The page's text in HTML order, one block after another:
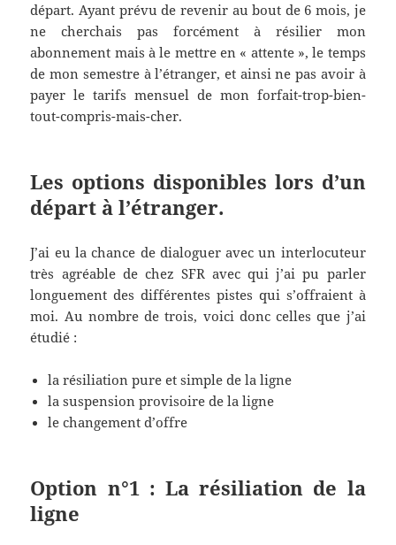
départ. Ayant prévu de revenir au bout de 6 mois, je
ne cherchais pas forcément à résilier mon
abonnement mais à le mettre en « attente », le temps
de mon semestre à l’étranger, et ainsi ne pas avoir à
payer le tarifs mensuel de mon forfait-trop-bien-
tout-compris-mais-cher.
Les options disponibles lors d’un
départ à l’étranger.
J’ai eu la chance de dialoguer avec un interlocuteur
très agréable de chez SFR avec qui j’ai pu parler
longuement des différentes pistes qui s’offraient à
moi. Au nombre de trois, voici donc celles que j’ai
étudié :
la résiliation pure et simple de la ligne
la suspension provisoire de la ligne
le changement d’offre
Option n°1 : La résiliation de la
ligne